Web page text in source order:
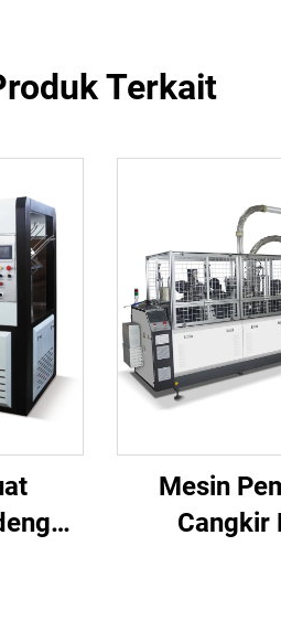
Terkait
Mesin
Cangkir